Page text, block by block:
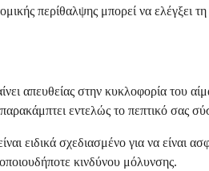
περίθαλψης μπορεί να ελέγξει
απευθείας στην κυκλοφορία του
εντελώς το πεπτικό σας
ειδικά σχεδιασμένο για να είναι
κινδύνου μόλυνσης.